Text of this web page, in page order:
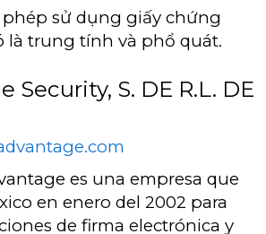
sử dụng giấy chứng
là trung tính và phổ quát.
Security, S. DE R.L. DE
es una empresa que
en enero del 2002 para
de firma electrónica y